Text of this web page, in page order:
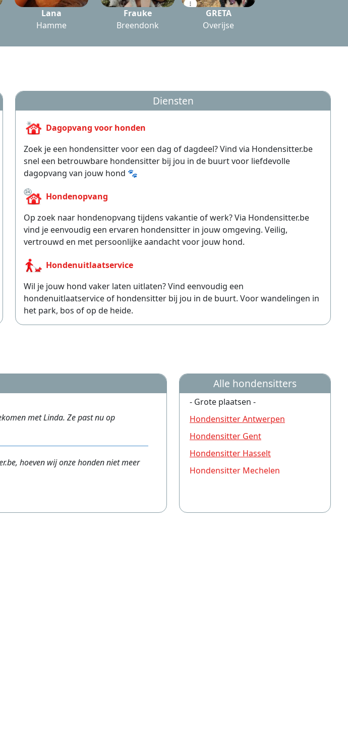
Lana
Hamme
Frauke
Breendonk
GRETA
Overijse
Diensten
Dagopvang voor honden
Zoek je een hondensitter voor een dag of dagdeel? Vind via Hondensitter.be
snel een betrouwbare hondensitter bij jou in de buurt voor liefdevolle
dagopvang van jouw hond 🐾
Hondenopvang
Op zoek naar hondenopvang tijdens vakantie of werk? Via Hondensitter.be
vind je eenvoudig een ervaren hondensitter in jouw omgeving. Veilig,
vertrouwd en met persoonlijke aandacht voor jouw hond.
Hondenuitlaatservice
Wil je jouw hond vaker laten uitlaten? Vind eenvoudig een
hondenuitlaatservice of hondensitter bij jou in de buurt. Voor wandelingen in
het park, bos of op de heide.
met Linda. Ze past nu op
hoeven wij onze honden niet meer
Alle hondensitters
- Grote plaatsen -
Hondensitter Antwerpen
Hondensitter Gent
Hondensitter Hasselt
Hondensitter Mechelen